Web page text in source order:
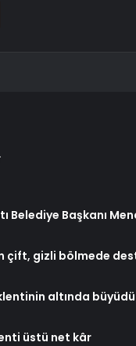
Belediye Başkanı
çift, gizli bölmede
altında büyüdü
üstü net kâr